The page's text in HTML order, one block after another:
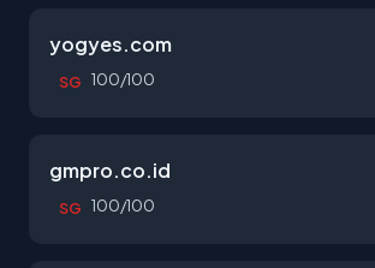
yogyes.com
SG 100/100
gmpro.co.id
SG 100/100